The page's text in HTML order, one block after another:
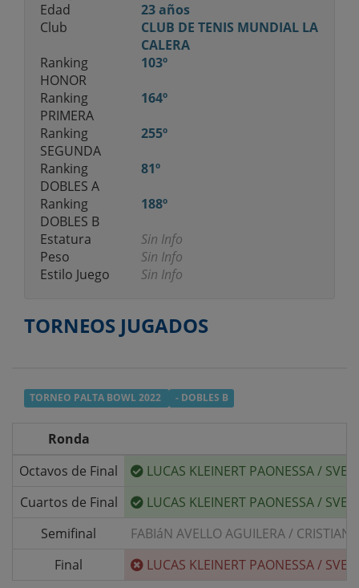
Edad
23 años
Club
CLUB DE TENIS MUNDIAL LA
CALERA
Ranking
HONOR
103º
Ranking
PRIMERA
164º
Ranking
SEGUNDA
255º
Ranking
DOBLES A
81º
Ranking
DOBLES B
188º
Estatura
Sin Info
Peso
Sin Info
Estilo Juego
Sin Info
TORNEOS JUGADOS
TORNEO PALTA BOWL 2022 - DOBLES B
Ronda
Octavos de Final
LUCAS KLEINERT PAONESSA/
Cuartos de Final
LUCAS KLEINERT PAONESSA/
Semifinal
FABIáN AVELLO AGUILERA/ CRISTIAN
Final
LUCAS KLEINERT PAONESSA/